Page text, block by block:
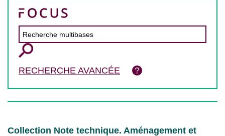
RECHERCHE AVANCÉE
Collection Note technique. Aménagement et